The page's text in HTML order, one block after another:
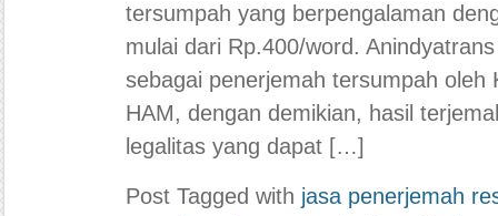
tersumpah yang berpengalaman
mulai dari Rp.400/word.
sebagai penerjemah tersumpah oleh
HAM, dengan demikian, hasil
legalitas yang dapat […]
Post Tagged with jasa penerjemah